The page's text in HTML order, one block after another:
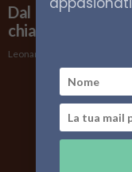
Dal 1979 al
chiama Artico”
Leonardo Parigi